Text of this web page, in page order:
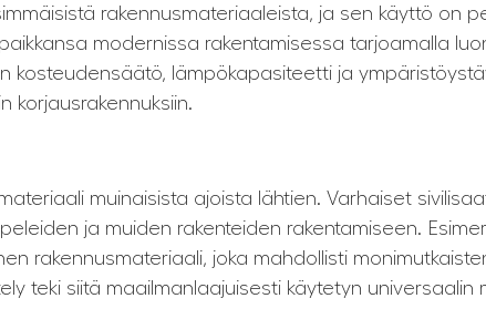
rakennusmateriaaleista, ja sen käyttö on
modernissa rakentamisessa tarjoamalla
kosteudensäätö, lämpökapasiteetti ja
korjausrakennuksiin.
muinaisista ajoista lähtien. Varhaiset
ja muiden rakenteiden rakentamiseen.
rakennusmateriaali, joka mahdollisti
teki siitä maailmanlaajuisesti käytetyn universaalin